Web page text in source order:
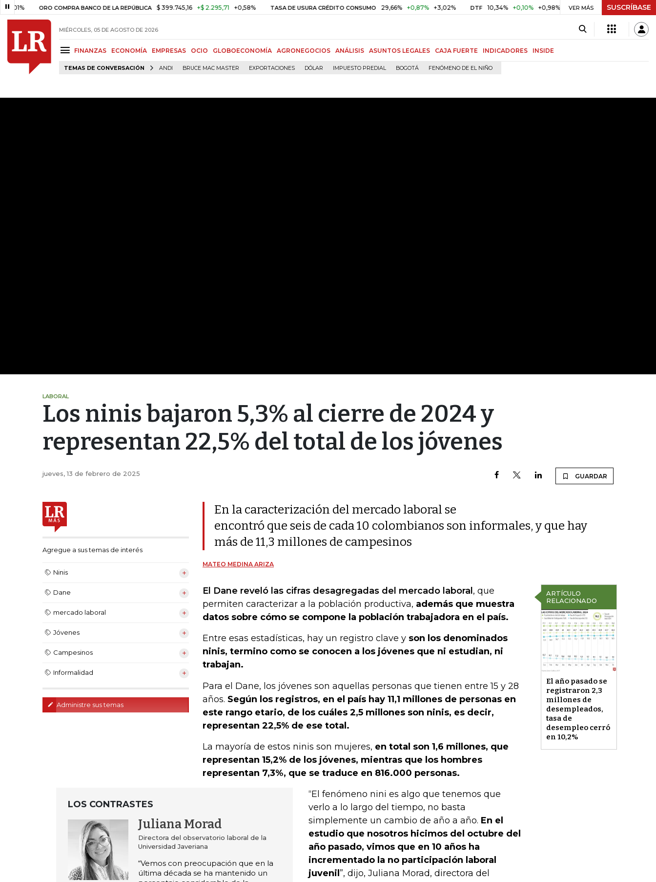
ORO COMPRA BANCO DE LA REPÚBLICA $ 399.745,16 +$ 2.295,71 +0,58% TASA DE USURA CRÉDITO CONSUMO 29,66% +0,87% +3,02% DTF 10,34% +0,10% +0,98% UVR $ 416,81 +$ 0,05 +0,01%
VER MÁS SUSCRÍBASE
MIÉRCOLES, 05 DE AGOSTO DE 2026
FINANZAS ECONOMÍA EMPRESAS OCIO GLOBOECONOMÍA AGRONEGOCIOS ANÁLISIS ASUNTOS LEGALES CAJA FUERTE INDICADORES INSIDE
TEMAS DE CONVERSACIÓN ANDI BRUCE MAC MASTER EXPORTACIONES DÓLAR IMPUESTO PREDIAL BOGOTÁ FENÓMENO DE EL NIÑO
LABORAL
Los ninis bajaron 5,3% al cierre de 2024 y
representan 22,5% del total de los jóvenes
jueves, 13 de febrero de 2025 GUARDAR
Agregue a sus temas de interés
Ninis
Dane
mercado laboral
Jóvenes
Campesinos
Informalidad
Administre sus temas
En la caracterización del mercado laboral se
encontró que seis de cada 10 colombianos son informales, y que hay
más de 11,3 millones de campesinos
MATEO MEDINA ARIZA
ARTÍCULO
RELACIONADO
El año pasado se
registraron 2,3
millones de
desempleados,
tasa de
desempleo cerró
en 10,2%
El Dane reveló las cifras desagregadas del mercado laboral , que
permiten caracterizar a la población productiva, además que muestra
datos sobre cómo se compone la población trabajadora en el país.
Entre esas estadísticas, hay un registro clave y son los denominados
ninis, termino como se conocen a los jóvenes que ni estudian, ni
trabajan.
Para el Dane, los jóvenes son aquellas personas que tienen entre 15 y 28
años. Según los registros, en el país hay 11,1 millones de personas en
este rango etario, de los cuáles 2,5 millones son ninis, es decir,
representan 22,5% de ese total.
La mayoría de estos ninis son mujeres, en total son 1,6 millones, que
representan 15,2% de los jóvenes, mientras que los hombres
representan 7,3%, que se traduce en 816.000 personas.
LOS CONTRASTES
Juliana Morad
Directora del observatorio laboral de la
Universidad Javeriana
“Vemos con preocupación que en la
última década se ha mantenido un
“El fenómeno nini es algo que tenemos que
verlo a lo largo del tiempo, no basta
simplemente un cambio de año a año. En el
estudio que nosotros hicimos del octubre del
año pasado, vimos que en 10 años ha
incrementado la no participación laboral
juvenil ”, dijo, Juliana Morad, directora del